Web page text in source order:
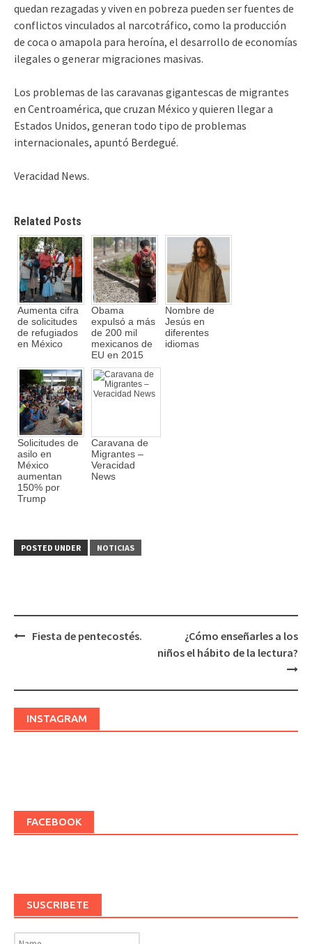
quedan rezagadas y viven en pobreza pueden ser fuentes de
conflictos vinculados al narcotráfico, como la producción
de coca o amapola para heroína, el desarrollo de economías
ilegales o generar migraciones masivas.
Los problemas de las caravanas gigantescas de migrantes
en Centroamérica, que cruzan México y quieren llegar a
Estados Unidos, generan todo tipo de problemas
internacionales, apuntó Berdegué.
Veracidad News.
Related Posts
Aumenta cifra
de solicitudes
de refugiados
en México
Obama
expulsó a más
de 200 mil
mexicanos de
EU en 2015
Nombre de
Jesús en
diferentes
idiomas
Solicitudes de
asilo en
México
aumentan
150% por
Trump
Caravana de
Migrantes –
Veracidad
News
POSTED UNDER NOTICIAS
Fiesta de pentecostés.
¿Cómo enseñarles a los
niños el hábito de la lectura?
INSTAGRAM
FACEBOOK
SUSCRIBETE